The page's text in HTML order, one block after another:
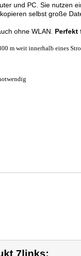
und PC. Sie nutzen
selbst große
ohne WLAN. Perfekt
m weit innerhalb eines
7links: